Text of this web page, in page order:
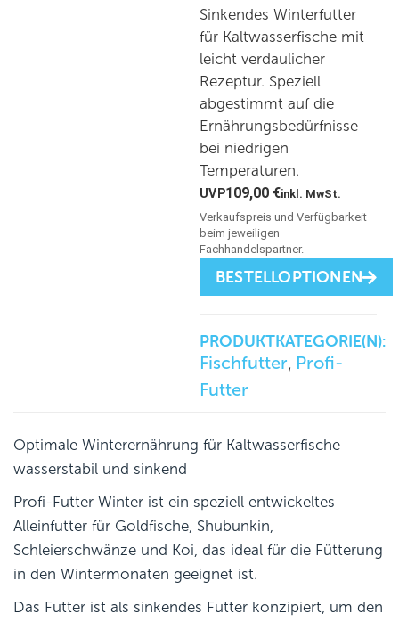
Sinkendes Winterfutter
für Kaltwasserfische mit
leicht verdaulicher
Rezeptur. Speziell
abgestimmt auf die
Ernährungsbedürfnisse
bei niedrigen
Temperaturen.
109,00 €inkl. MwSt.
BESTELLOPTIONEN
PRODUKTKATEGORIE(N):
Fischfutter, Profi-
Futter
Optimale Winterernährung für Kaltwasserfische –
wasserstabil und sinkend
Profi-Futter Winter ist ein speziell entwickeltes
Alleinfutter für Goldfische, Shubunkin,
Schleierschwänze und Koi, das ideal für die Fütterung
in den Wintermonaten geeignet ist.
Das Futter ist als sinkendes Futter konzipiert, um den